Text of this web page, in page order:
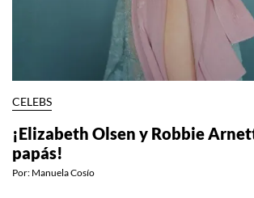
CELEBS
¡Elizabeth Olsen y Robbie
papás!
Por: Manuela Cosío